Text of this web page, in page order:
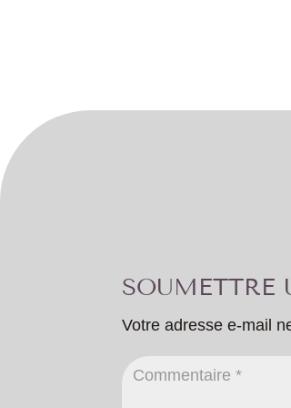
SOUMETTRE
Votre adresse e-mail